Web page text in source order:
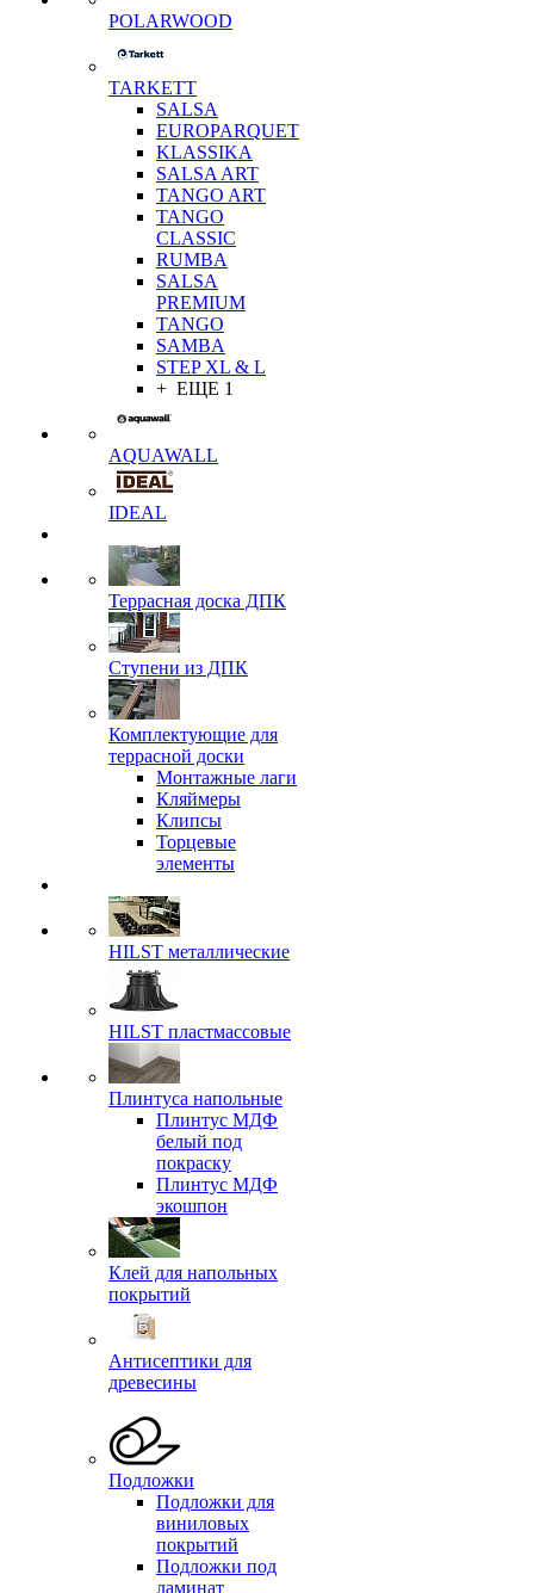
POLARWOOD
TARKETT
SALSA
EUROPARQUET
KLASSIKA
SALSA ART
TANGO ART
TANGO
CLASSIC
RUMBA
SALSA
PREMIUM
TANGO
SAMBA
STEP XL & L
+ ЕЩЕ 1
AQUAWALL
IDEAL
Террасная доска ДПК
Ступени из ДПК
Комплектующие для
террасной доски
Монтажные лаги
Кляймеры
Клипсы
Торцевые
элементы
HILST металлические
HILST пластмассовые
Плинтуса напольные
Плинтус МДФ
белый под
покраску
Плинтус МДФ
экошпон
Клей для напольных
покрытий
Антисептики для
древесины
Подложки
Подложки для
виниловых
покрытий
Подложки под
ламинат